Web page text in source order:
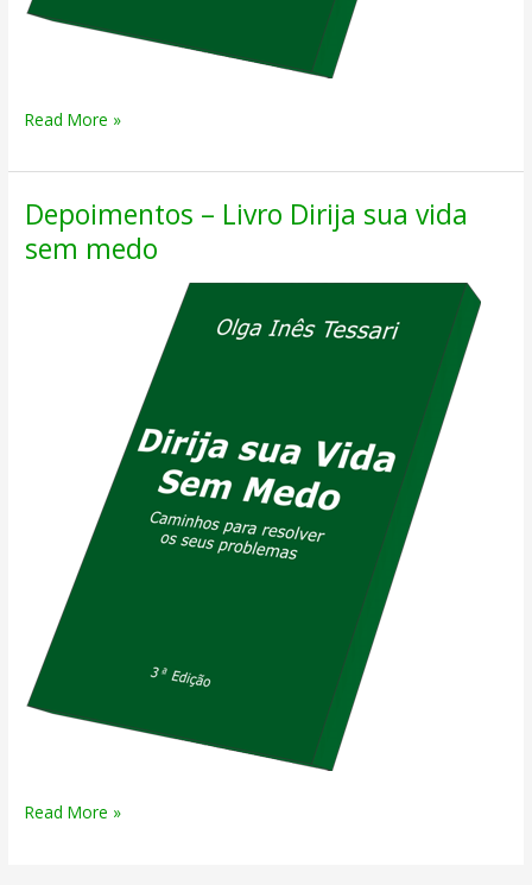
Dirija
vida
sem
medo
Read More »
Depoimentos – Livro Dirija sua vida
sem medo
Depoimentos
Read More »